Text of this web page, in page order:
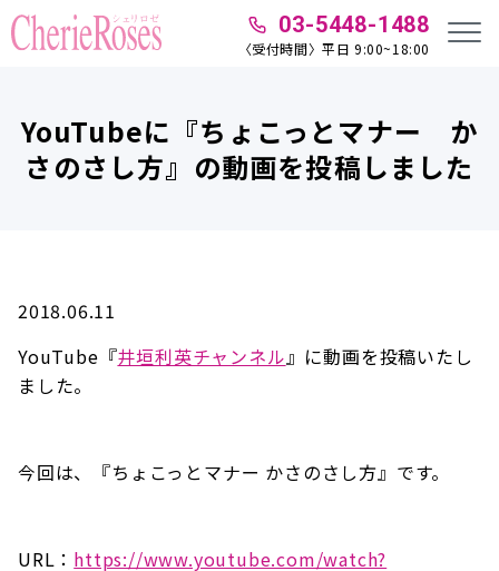
03-5448-1488
〈受付時間〉平日 9:00~18:00
YouTubeに『ちょこっとマナー か
さのさし方』の動画を投稿しました
2018.06.11
YouTube『井垣利英チャンネル』に動画を投稿いたし
ました。
今回は、『ちょこっとマナー かさのさし方』です。
URL： https://www.youtube.com/watch?